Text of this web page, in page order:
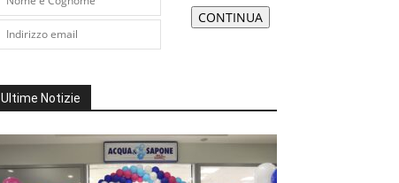
Ultime Notizie